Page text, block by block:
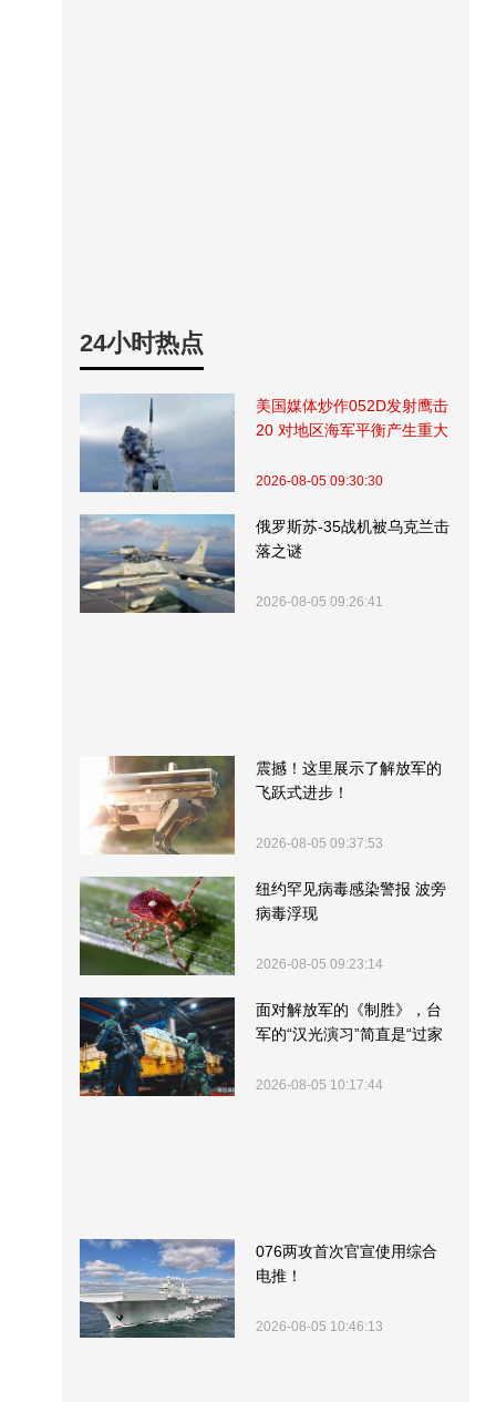
24小时热点
美国媒体炒作052D发射鹰击
20 对地区海军平衡产生重大
2026-08-05 09:30:30
俄罗斯苏-35战机被乌克兰击
落之谜
2026-08-05 09:26:41
震撼！这里展示了解放军的
飞跃式进步！
2026-08-05 09:37:53
纽约罕见病毒感染警报 波旁
病毒浮现
2026-08-05 09:23:14
面对解放军的《制胜》，台
军的“汉光演习”简直是“过家
2026-08-05 10:17:44
076两攻首次官宣使用综合
电推！
2026-08-05 10:46:13